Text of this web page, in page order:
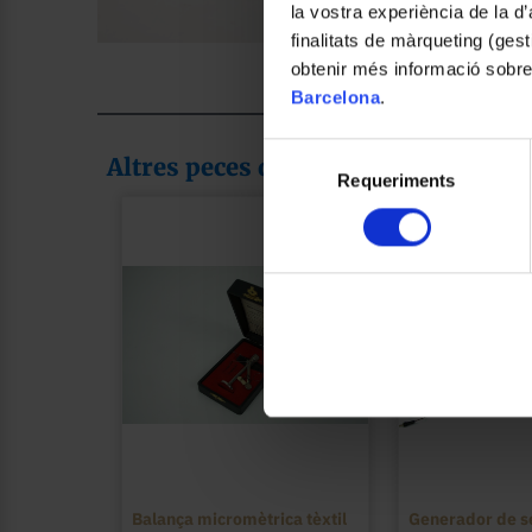
la vostra experiència de la
finalitats de màrqueting
obtenir més informació
Barcelona.
de
Requeriments
Foto: Claudia León Mas
Altres peces de la col·lecció
Balança micromètrica tèxtil
Generador de